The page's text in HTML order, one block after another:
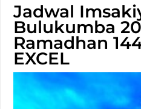
Jadwal
Bulukumba
Ramadhan
EXCEL